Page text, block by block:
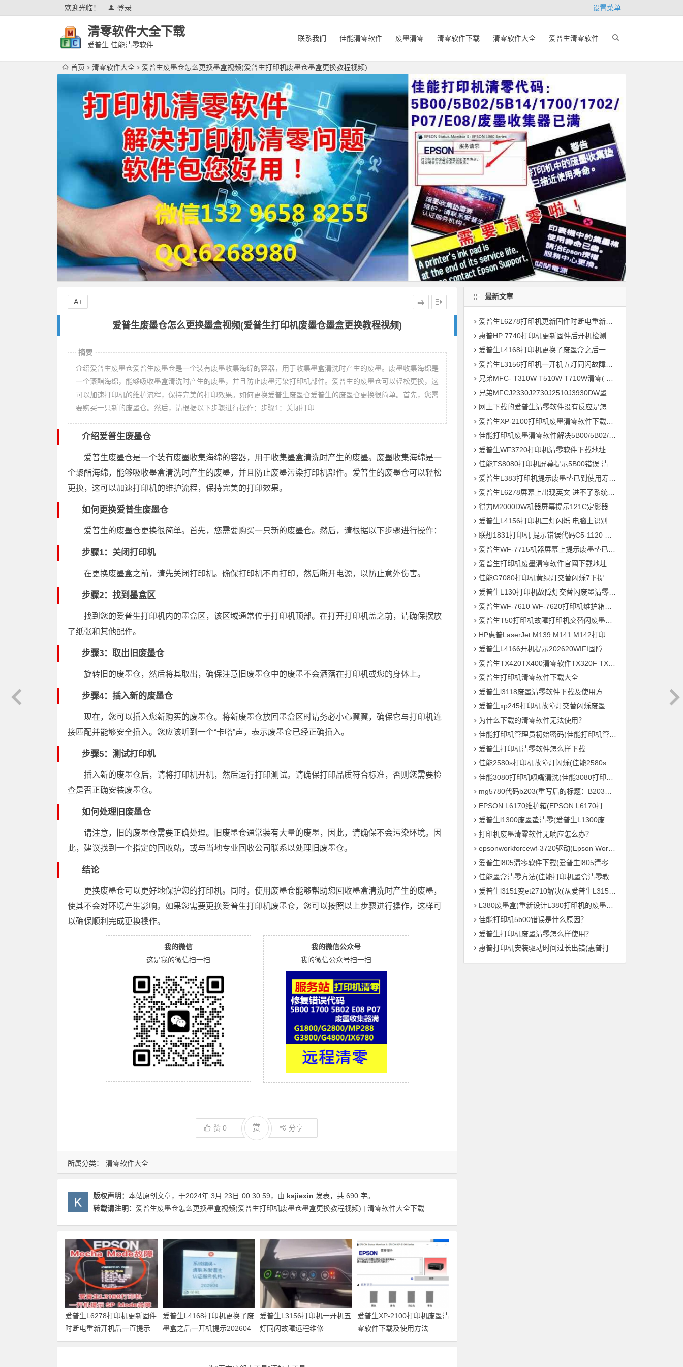
欢迎光临！ 登录 设置菜单
清零软件大全下载
爱普生 佳能清零软件
联系我们 佳能清零软件 废墨清零 清零软件下载 清零软件大全 爱普生清零软件
首页 清零软件大全 爱普生废墨仓怎么更换墨盒视频(爱普生打印机废墨仓墨盒更换教程视频)
爱普生废墨仓怎么更换墨盒视频(爱普生打印机废墨仓墨盒更换教程视频)
A+
所属分类： 清零软件大全
摘要
介绍爱普生废墨仓爱普生废墨仓是一个装有废墨收集海绵的容器，用于收集墨盒清洗时产生的废墨。废墨收集海绵是
一个聚酯海绵，能够吸收墨盒清洗时产生的废墨，并且防止废墨污染打印机部件。爱普生的废墨仓可以轻松更换，这
可以加速打印机的维护流程，保持完美的打印效果。如何更换爱普生废墨仓爱普生的废墨仓更换很简单。首先，您需
要购买一只新的废墨仓。然后，请根据以下步骤进行操作：步骤1：关闭打印
介绍爱普生废墨仓
爱普生废墨仓是一个装有废墨收集海绵的容器，用于收集墨盒清洗时产生的废墨。废墨收集海绵是一
个聚酯海绵，能够吸收墨盒清洗时产生的废墨，并且防止废墨污染打印机部件。爱普生的废墨仓可以轻松
更换，这可以加速打印机的维护流程，保持完美的打印效果。
如何更换爱普生废墨仓
爱普生的废墨仓更换很简单。首先，您需要购买一只新的废墨仓。然后，请根据以下步骤进行操作：
步骤1：关闭打印机
在更换废墨盒之前，请先关闭打印机。确保打印机不再打印，然后断开电源，以防止意外伤害。
步骤2：找到墨盒区
找到您的爱普生打印机内的墨盒区，该区域通常位于打印机顶部。在打开打印机盖之前，请确保摆放
了纸张和其他配件。
步骤3：取出旧废墨仓
旋转旧的废墨仓，然后将其取出，确保注意旧废墨仓中的废墨不会洒落在打印机或您的身体上。
步骤4：插入新的废墨仓
现在，您可以插入您新购买的废墨仓。将新废墨仓放回墨盒区时请务必小心翼翼，确保它与打印机连
接匹配并能够安全插入。您应该听到一个“卡嗒”声，表示废墨仓已经正确插入。
步骤5：测试打印机
插入新的废墨仓后，请将打印机开机，然后运行打印测试。请确保打印品质符合标准，否则您需要检
查是否正确安装废墨仓。
如何处理旧废墨仓
请注意，旧的废墨仓需要正确处理。旧废墨仓通常装有大量的废墨，因此，请确保不会污染环境。因
此，建议找到一个指定的回收站，或与当地专业回收公司联系以处理旧废墨仓。
结论
更换废墨仓可以更好地保护您的打印机。同时，使用废墨仓能够帮助您回收墨盒清洗时产生的废墨，
使其不会对环境产生影响。如果您需要更换爱普生打印机废墨仓，您可以按照以上步骤进行操作，这样可
以确保顺利完成更换操作。
我的微信
这是我的微信扫一扫
我的微信公众号
我的微信公众号扫一扫
赞 0 赏 分享
版权声明： 本站原创文章，于2024年 3月 23日 00:30:59，由 ksjiexin 发表，共 690 字。
转载请注明： 爱普生废墨仓怎么更换墨盒视频(爱普生打印机废墨仓墨盒更换教程视频) | 清零软件大全下载
爱普生L6278打印机更新固件
时断电重新开机后一直提示
Recovery Mode故障
爱普生L4168打印机更换了废
墨盒之后一开机提示202604
故障代码维修
爱普生L3156打印机一开机五
灯同闪故障远程维修
爱普生XP-2100打印机废墨清
零软件下载及使用方法
最新文章
爱普生L6278打印机更新固件时断电重新开机后一直提示Recovery Mode故障
惠普HP 7740打印机更新固件后开机检测到非HP芯片刷机降级解决教程
爱普生L4168打印机更换了废墨盒之后一开机提示202604故障代码维修
爱普生L3156打印机一开机五灯同闪故障远程维修
兄弟MFC- T310W T510W T710W清零( 墨水回收盒已满，将满或设备故障46 )
兄弟MFCJ2330J2730J2510J3930DW墨水国收盒已满清零教程
网上下载的爱普生清零软件没有反应是怎么回事 ?
爱普生XP-2100打印机废墨清零软件下载及使用方法
佳能打印机废墨清零软件解决5B00/5B02/1700故障
爱普生WF3720打印机清零软件下载地址大全
佳能TS8080打印机屏幕提示5B00错误 清零快速解决问题
爱普生L383打印机提示废墨垫已到使用寿命通过清零快速解决问题
爱普生L6278屏幕上出现英文 进不了系统 刷固件快速解决问题
得力M2000DW机器屏幕提示121C定影器错误 快速解决方法
爱普生L4156打印机三灯闪烁 电脑上识别ET-2700型号 刷固件快速解决问题
联想1831打印机 提示错误代码C5-1120 C6-1120提示更换新的转印带装置 定影组件装置 快速解决方案
爱普生WF-7715机器屏幕上提示废墨垫已到使用寿命用软件清零快速解决问题
爱普生打印机废墨清零软件官网下载地址
佳能G7080打印机黄绿灯交替闪烁7下提示5B00废墨清零教程
爱普生L130打印机故障灯交替闪废墨清零软件下载方法教程
爱普生WF-7610 WF-7620打印机维护箱寿命清零不识别墨盒远程刷机
爱普生T50打印机故障打印机交替闪废墨清零软件下载教程
HP惠普LaserJet M139 M141 M142打印机屏幕显示电脑上识别机器型号为3020
爱普生L4166开机提示202620WIFI固障维修教程
爱普生TX420TX400清零软件TX320F TX700w打印机废墨收集垫满
爱普生打印机清零软件下载大全
爱普生l3118废墨清零软件下载及使用方法教程
爱普生xp245打印机故障灯交替闪烁废墨清零软件下载及使用方法教程
为什么下载的清零软件无法使用？
佳能打印机管理员初始密码(佳能打印机管理员默认密码是什么？)
爱普生打印机清零软件怎么样下载
佳能2580s打印机故障灯闪烁(佳能2580s打印机故障灯频繁闪烁怎么办？)
佳能3080打印机喷嘴清洗(佳能3080打印机喷头清理方法)
mg5780代码b203(重写后的标题：B203毛绒鸟打印机 – MG5780系列的新成员)
EPSON L6170维护箱(EPSON L6170打印机维护盒的重要性)
爱普生l1300废墨垫清零(爱普生L1300废墨垫重置，让您的打印机继续高效输出！)
打印机废墨清零软件无响应怎么办？
epsonworkforcewf-3720驱动(Epson WorkForce WF-3720 打印机驱动下载及安装教程)
爱普生l805清零软件下载(爱普生l805清零软件免费下载)
佳能墨盒清零方法(佳能打印机墨盒清零教程，轻松零成本重复利用)
爱普生l3151变et2710解决(从爱普生L3151到ET2710：打印机参数全解析)
L380废墨盒(重新设计L380打印机的废墨处理系统)
佳能打印机5b00错误是什么原因？
爱普生打印机废墨清零怎么样使用？
惠普打印机安装驱动时间过长出错(惠普打印机驱动安装时间异常——解决方法总结)